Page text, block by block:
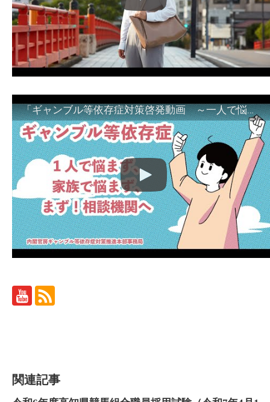
「ギャンブル等依存症対策啓発動画 ～一人で悩まず、家族で悩まず、まず！相談機関へ～」
関連記事